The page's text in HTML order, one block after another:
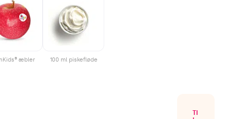
æbler 100 ml piskefløde
TI